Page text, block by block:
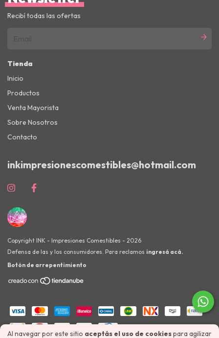
Al navegar por este sitio aceptás el uso de cookiespara agilizar
Recibí todas las ofertas
Tienda
Inicio
Productos
Venta Mayorista
Sobre Nosotros
Contacto
inkimpresionescomestibles@hotmail.com
Copyright INK - Impresiones Comestibles - 2026
Defensa de las y los consumidores. Para reclamos ingresá acá.
Botón de arrepentimiento